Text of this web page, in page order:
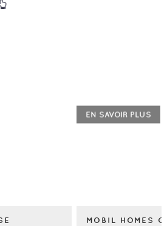
EN SAVOIR PLUS
MOBIL HOMES